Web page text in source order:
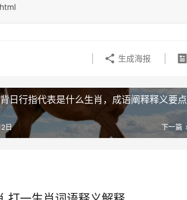
生成海报
日行指代表是什么生肖，成语阐释释义要点
下一篇
日